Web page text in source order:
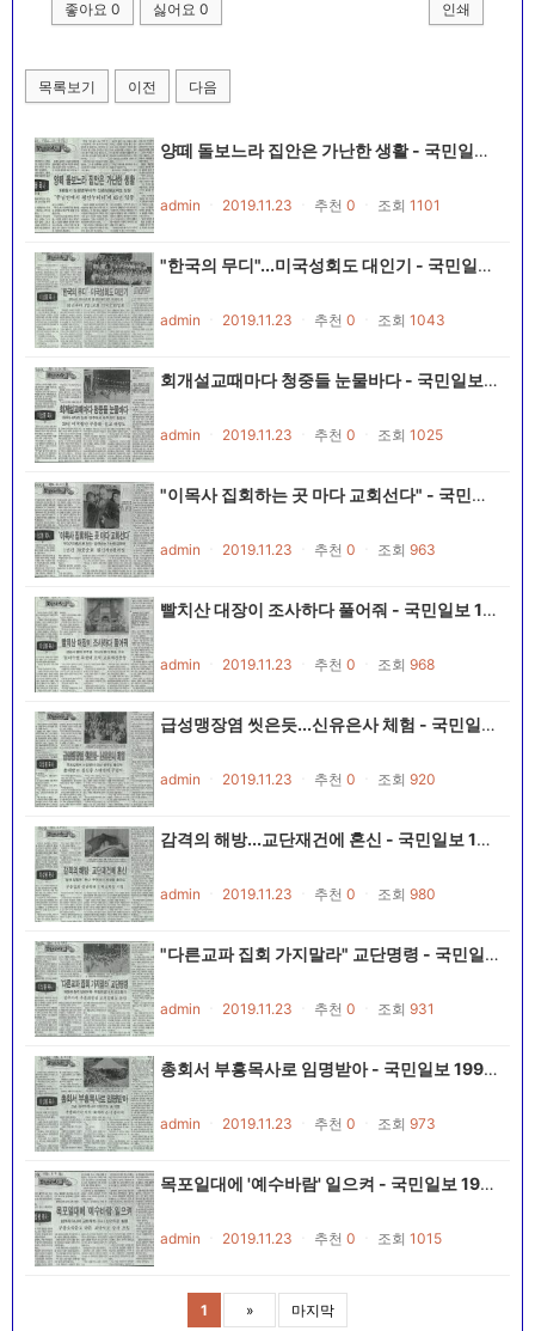
좋아요 0 싫어요 0 인쇄
목록보기 이전 다음
양떼 돌보느라 집안은 가난한 생활 - 국민일보 19901025~19901116
admin 2019.11.23 추천 0 조회 1101
"한국의 무디"...미국성회도 대인기 - 국민일보 19901025~19901116
admin 2019.11.23 추천 0 조회 1043
회개설교때마다 청중들 눈물바다 - 국민일보 19901025~19901116
admin 2019.11.23 추천 0 조회 1025
"이목사 집회하는 곳 마다 교회선다" - 국민일보 19901025~19901116
admin 2019.11.23 추천 0 조회 963
빨치산 대장이 조사하다 풀어줘 - 국민일보 19901025~19901116
admin 2019.11.23 추천 0 조회 968
급성맹장염 씻은듯...신유은사 체험 - 국민일보 19901025~19901116
admin 2019.11.23 추천 0 조회 920
감격의 해방...교단재건에 혼신 - 국민일보 19901025~19901116
admin 2019.11.23 추천 0 조회 980
"다른교파 집회 가지말라" 교단명령 - 국민일보 19901025~19901116
admin 2019.11.23 추천 0 조회 931
총회서 부흥목사로 임명받아 - 국민일보 19901025~19901116
admin 2019.11.23 추천 0 조회 973
목포일대에 '예수바람' 일으켜 - 국민일보 19901025~19901116
admin 2019.11.23 추천 0 조회 1015
1 » 마지막